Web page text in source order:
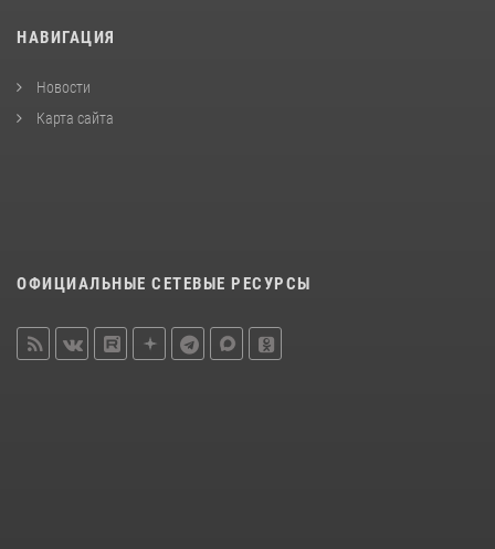
НАВИГАЦИЯ
Новости
Карта сайта
ОФИЦИАЛЬНЫЕ СЕТЕВЫЕ РЕСУРСЫ